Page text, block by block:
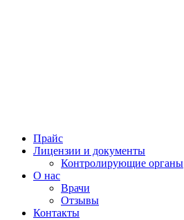
Прайс
Лицензии и документы
Контролирующие органы
О нас
Врачи
Отзывы
Контакты